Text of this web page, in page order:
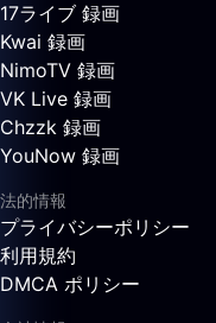
17ライブ 録画
Kwai 録画
NimoTV 録画
VK Live 録画
Chzzk 録画
YouNow 録画
法的情報
プライバシーポリシー
利用規約
DMCA ポリシー